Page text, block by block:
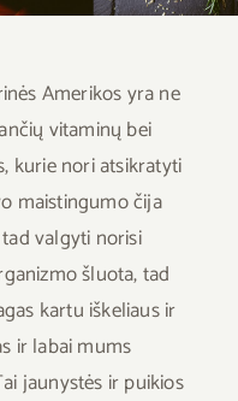
Amerikos yra ne
vitaminų bei
kurie nori atsikratyti
maistingumo čija
valgyti norisi
šluota, tad
kartu iškeliaus ir
ir labai mums
jaunystės ir puikios